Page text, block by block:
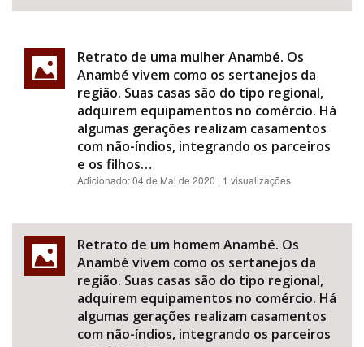
Retrato de uma mulher Anambé. Os
Anambé vivem como os sertanejos da
região. Suas casas são do tipo regional,
adquirem equipamentos no comércio. Há
algumas gerações realizam casamentos
com não-índios, integrando os parceiros
e os filhos…
Adicionado:04 de Mai de 2020 | 1 visualizações
Retrato de um homem Anambé. Os
Anambé vivem como os sertanejos da
região. Suas casas são do tipo regional,
adquirem equipamentos no comércio. Há
algumas gerações realizam casamentos
com não-índios, integrando os parceiros